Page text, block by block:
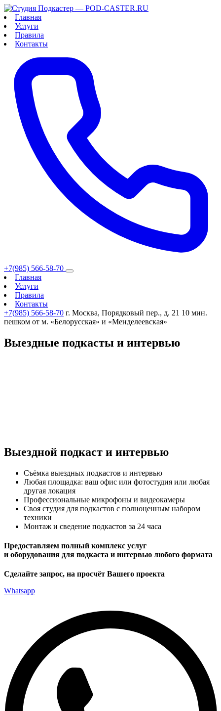
Главная
Услуги
Правила
Контакты
+7(985) 566-58-70
Главная
Услуги
Правила
Контакты
+7(985) 566-58-70 г. Москва, Порядковый пер., д. 21 10 мин.
пешком от м. «Белорусская» и «Менделеевская»
Выездные подкасты и интервью
Выездной подкаст и интервью
Съёмка выездных подкастов и интервью
Любая площадка: ваш офис или фотостудия или любая
другая локация
Профессиональные микрофоны и видеокамеры
Своя студия для подкастов с полноценным набором
техники
Монтаж и сведение подкастов за 24 часа
Предоставляем полный комплекс услуг
и оборудования для подкаста и интервью любого формата
Сделайте запрос, на просчёт Вашего проекта
Whatsapp